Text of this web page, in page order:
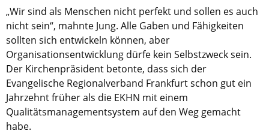
Meinungen
Menschen
Stadtkirche
Aktuelle Printausgabe
Oktober 2017
Download
„Wir sind als Menschen nicht perfekt und sollen es auch
nicht sein“, mahnte Jung. Alle Gaben und Fähigkeiten
sollten sich entwickeln können, aber
Organisationsentwicklung dürfe kein Selbstzweck sein.
Der Kirchenpräsident betonte, dass sich der
Evangelische Regionalverband Frankfurt schon gut ein
Jahrzehnt früher als die EKHN mit einem
Qualitätsmanagementsystem auf den Weg gemacht
habe.